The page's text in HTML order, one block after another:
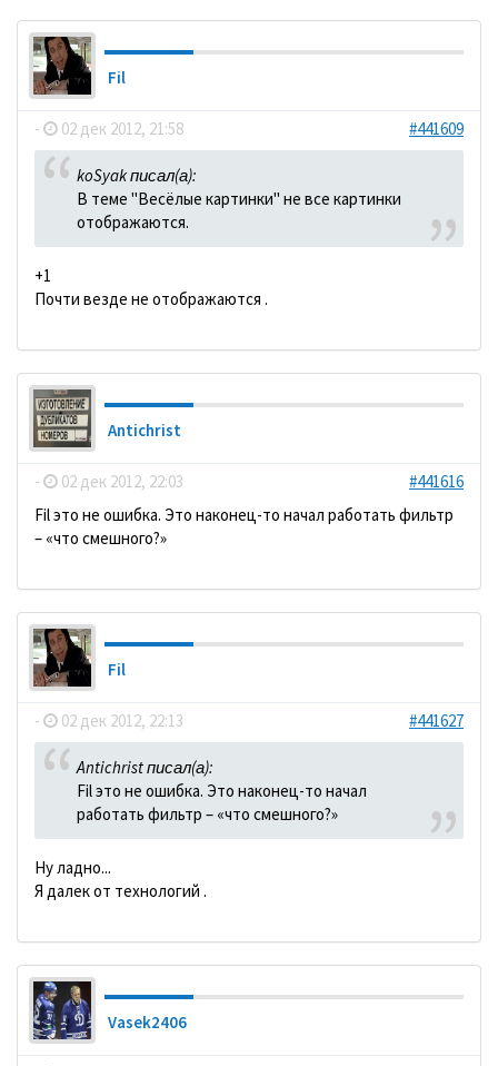
Fil
- 02 дек 2012, 21:58 #441609
koSyak писал(а):
В теме "Весёлые картинки" не все картинки
отображаются.
+1
Почти везде не отображаются .
Antichrist
- 02 дек 2012, 22:03
#441616
Fil это не ошибка. Это наконец-то начал работать фильтр
– «что смешного?»
Fil
- 02 дек 2012, 22:13 #441627
Antichrist писал(а):
Fil это не ошибка. Это наконец-то начал
работать фильтр – «что смешного?»
Ну ладно...
Я далек от технологий .
Vasek2406